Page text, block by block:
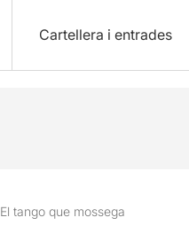
Cartellera i entrades
El tango que mossega